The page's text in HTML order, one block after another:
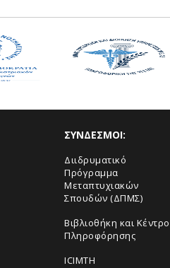
ΣΥΝΔΕΣΜΟΙ:
Διιδρυματικό
Πρόγραμμα
Μεταπτυχιακών
Σπουδών (ΔΠΜΣ)
Βιβλιοθήκη και Κέντρο
Πληροφόρησης
ICIMTH